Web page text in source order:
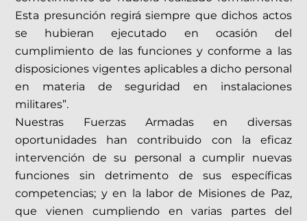
Esta presunción regirá siempre que dichos actos
se hubieran ejecutado en ocasión del
cumplimiento de las funciones y conforme a las
disposiciones vigentes aplicables a dicho personal
en materia de seguridad en instalaciones
militares”.
Nuestras Fuerzas Armadas en diversas
oportunidades han contribuido con la eficaz
intervención de su personal a cumplir nuevas
funciones sin detrimento de sus específicas
competencias; y en la labor de Misiones de Paz,
que vienen cumpliendo en varias partes del